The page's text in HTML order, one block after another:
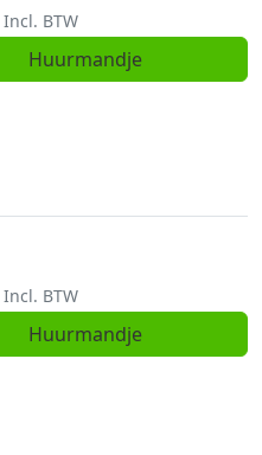
Incl. BTW
Huurmandje
Incl. BTW
Huurmandje